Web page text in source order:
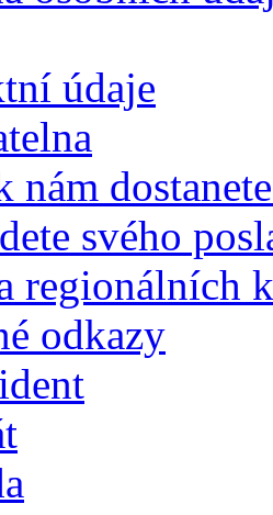
údaje
nám
svého
regionálních
odkazy